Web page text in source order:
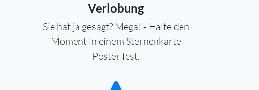
Verlobung
Sie hat ja gesagt? Mega! - Halte den
Moment in einem Sternenkarte
Poster fest.